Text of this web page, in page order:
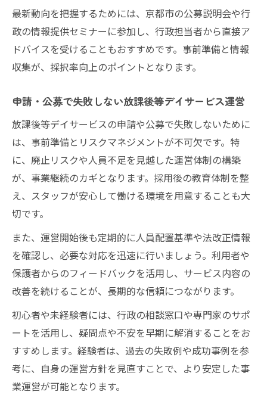
最新動向を把握するためには、京都市の公募説明会や行
政の情報提供セミナーに参加し、行政担当者から直接ア
ドバイスを受けることもおすすめです。事前準備と情報
収集が、採択率向上のポイントとなります。
申請・公募で失敗しない放課後等デイサービス運営
放課後等デイサービスの申請や公募で失敗しないために
は、事前準備とリスクマネジメントが不可欠です。特
に、廃止リスクや人員不足を見越した運営体制の構築
が、事業継続のカギとなります。採用後の教育体制を整
え、スタッフが安心して働ける環境を用意することも大
切です。
また、運営開始後も定期的に人員配置基準や法改正情報
を確認し、必要な対応を迅速に行いましょう。利用者や
保護者からのフィードバックを活用し、サービス内容の
改善を続けることが、長期的な信頼につながります。
初心者や未経験者には、行政の相談窓口や専門家のサポ
ートを活用し、疑問点や不安を早期に解消することをお
すすめします。経験者は、過去の失敗例や成功事例を参
考に、自身の運営方針を見直すことで、より安定した事
業運営が可能となります。